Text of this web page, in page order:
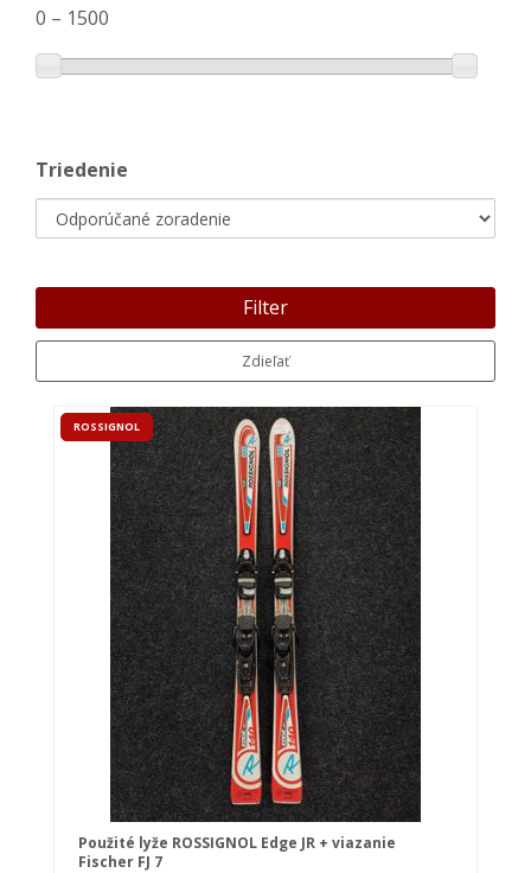
0 – 1500
Triedenie
Filter
Zdieľať
ROSSIGNOL
Použité lyže ROSSIGNOL Edge JR + viazanie
Fischer FJ 7